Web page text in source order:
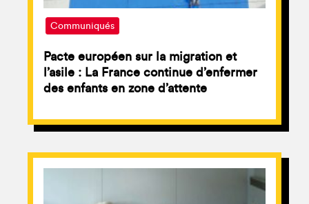
Communiqués
Pacte européen sur la migration et
l’asile : La France continue d’enfermer
des enfants en zone d’attente